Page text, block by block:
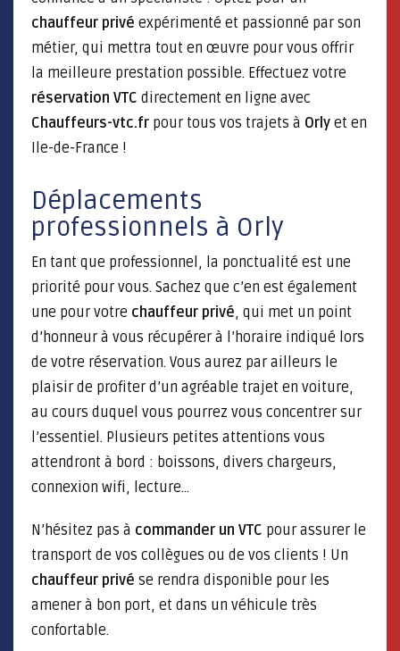
chauffeur privé expérimenté et passionné par son
métier, qui mettra tout en œuvre pour vous offrir
la meilleure prestation possible. Effectuez votre
réservation VTC directement en ligne avec
Chauffeurs-vtc.fr pour tous vos trajets à Orly et en
Ile-de-France !
Déplacements
professionnels à Orly
En tant que professionnel, la ponctualité est une
priorité pour vous. Sachez que c’en est également
une pour votre chauffeur privé, qui met un point
d’honneur à vous récupérer à l’horaire indiqué lors
de votre réservation. Vous aurez par ailleurs le
plaisir de profiter d’un agréable trajet en voiture,
au cours duquel vous pourrez vous concentrer sur
l’essentiel. Plusieurs petites attentions vous
attendront à bord : boissons, divers chargeurs,
connexion wifi, lecture…
N’hésitez pas à commander un VTC pour assurer le
transport de vos collègues ou de vos clients ! Un
chauffeur privé se rendra disponible pour les
amener à bon port, et dans un véhicule très
confortable.